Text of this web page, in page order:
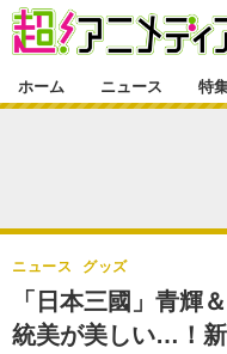
ゲーム・アプリ
グッズ
特集一覧
ラキりす
連載マンガ
連載マンガ一覧
番組・動画
番組・動画一覧
連載・ブログ
ホーム ニュース 特
「日本三國」青輝
統美が美しい…！
ニュース グッズ